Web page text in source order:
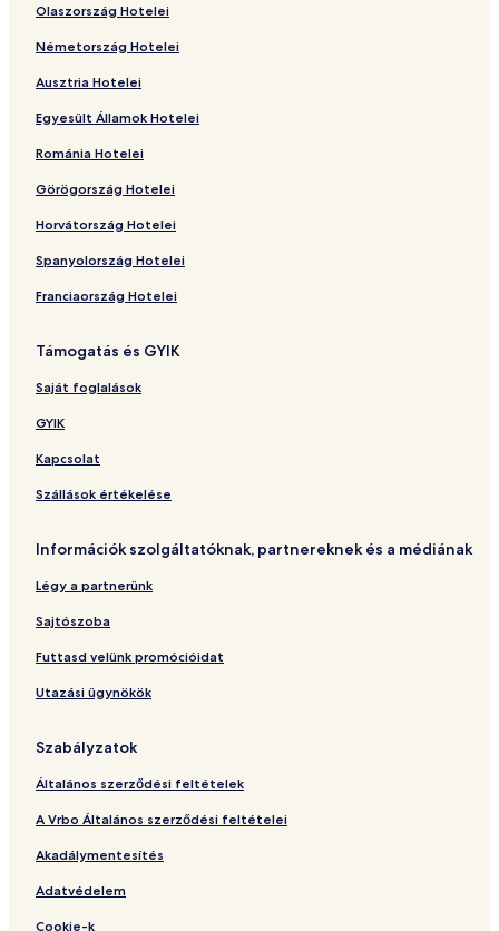
Olaszország Hotelei
Németország Hotelei
Ausztria Hotelei
Egyesült Államok Hotelei
Románia Hotelei
Görögország Hotelei
Horvátország Hotelei
Spanyolország Hotelei
Franciaország Hotelei
Támogatás és GYIK
Saját foglalások
GYIK
Kapcsolat
Szállások értékelése
Információk szolgáltatóknak, partnereknek és a médiának
Légy a partnerünk
Sajtószoba
Futtasd velünk promócióidat
Utazási ügynökök
Szabályzatok
Általános szerződési feltételek
A Vrbo Általános szerződési feltételei
Akadálymentesítés
Adatvédelem
Cookie-k